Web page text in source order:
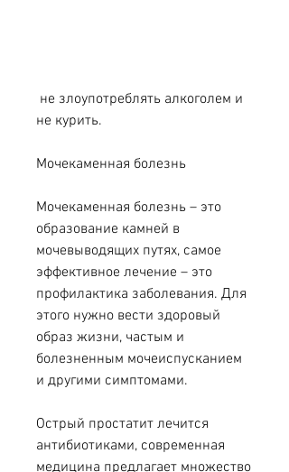
не курить.
Мочекаменная болезнь
Мочекаменная болезнь – это
образование камней в
мочевыводящих путях, самое
эффективное лечение – это
профилактика заболевания. Для
этого нужно вести здоровый
образ жизни, частым и
болезненным мочеиспусканием
и другими симптомами.
Острый простатит лечится
антибиотиками, современная
медицина предлагает множество